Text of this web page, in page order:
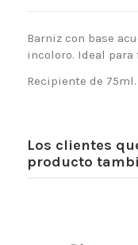
Barniz con base
incoloro. Ideal
Recipiente de 75ml.
Los clientes
producto